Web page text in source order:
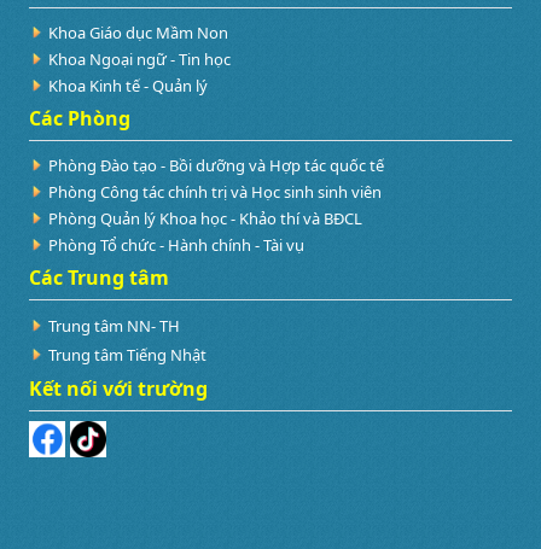
Khoa Giáo dục Mầm Non
Khoa Ngoại ngữ - Tin học
Khoa Kinh tế - Quản lý
Các Phòng
Phòng Đào tạo - Bồi dưỡng và Hợp tác quốc tế
Phòng Công tác chính trị và Học sinh sinh viên
Phòng Quản lý Khoa học - Khảo thí và BĐCL
Phòng Tổ chức - Hành chính - Tài vụ
Các Trung tâm
Trung tâm NN- TH
Trung tâm Tiếng Nhật
Kết nối với trường